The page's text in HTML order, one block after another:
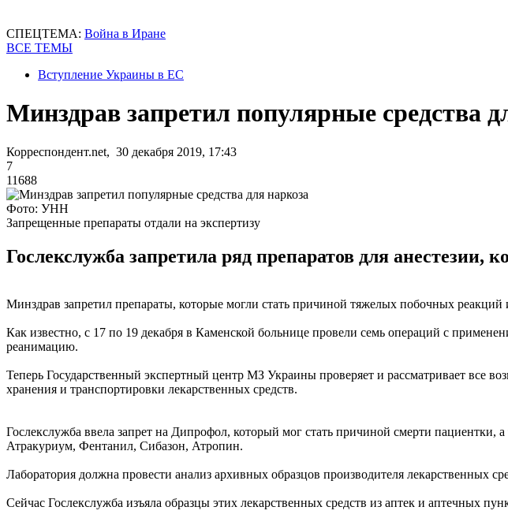
СПЕЦТЕМА: Война в Иране
ВСЕ ТЕМЫ
Вступление Украины в ЕС
Минздрав запретил популярные средства
Корреспондент.net, 30 декабря 2019, 17:43
7
11688
Фото: УНН
Запрещенные препараты отдали на экспертизу
Гослекслужба запретила ряд препаратов для
Минздрав запретил препараты, которые могли стать причиной тяжелых побочных
Как известно, с 17 по 19 декабря в Каменской больнице провели семь операций с
реанимацию.
Теперь Государственный экспертный центр МЗ Украины проверяет и рассматривает все
хранения и транспортировки лекарственных средств.
Гослекслужба ввела запрет на Дипрофол, который мог стать причиной смерти
Атракуриум, Фентанил, Сибазон, Атропин.
Лаборатория должна провести анализ архивных образцов производителя лекарственных
Сейчас Гослекслужба изъяла образцы этих лекарственных средств из аптек и аптечных